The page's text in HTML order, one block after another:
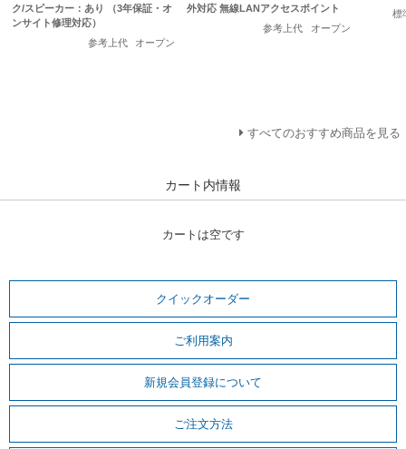
ク/スピーカー：あり （3年保証・オ
ンサイト修理対応）
参考上代
オープン
外対応 無線LANアクセスポイント
参考上代
オープン
標
すべてのおすすめ商品を見る
カート内情報
カートは空です
クイックオーダー
ご利用案内
新規会員登録について
ご注文方法